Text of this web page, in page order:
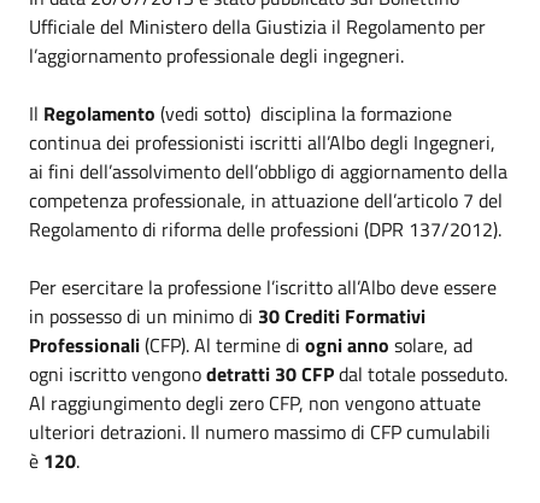
Ufficiale del Ministero della Giustizia il Regolamento per
l’aggiornamento professionale degli ingegneri.
Il Regolamento (vedi sotto) disciplina la formazione
continua dei professionisti iscritti all’Albo degli Ingegneri,
ai fini dell’assolvimento dell’obbligo di aggiornamento della
competenza professionale, in attuazione dell’articolo 7 del
Regolamento di riforma delle professioni (DPR 137/2012).
Per esercitare la professione l’iscritto all’Albo deve essere
in possesso di un minimo di 30 Crediti Formativi
Professionali(CFP). Al termine di ogni anno solare, ad
ogni iscritto vengonodetratti 30 CFPdal totale posseduto.
Al raggiungimento degli zero CFP, non vengono attuate
ulteriori detrazioni. Il numero massimo di CFP cumulabili
è 120.